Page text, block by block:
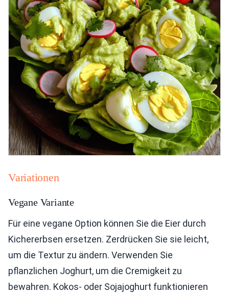
Variationen
Vegane Variante
Für eine vegane Option können Sie die Eier durch
Kichererbsen ersetzen. Zerdrücken Sie sie leicht,
um die Textur zu ändern. Verwenden Sie
pflanzlichen Joghurt, um die Cremigkeit zu
bewahren. Kokos- oder Sojajoghurt funktionieren